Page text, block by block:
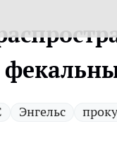
Энгельс